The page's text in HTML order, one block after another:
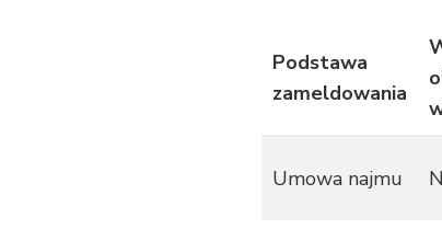
Podstawa
zameldowania
Umowa najmu